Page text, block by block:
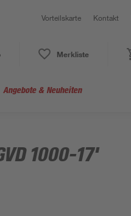
Vorteilskarte Kontakt
Merkliste
Angebote & Neuheiten
1000-17'